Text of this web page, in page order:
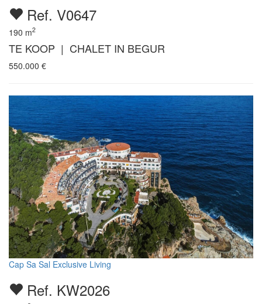
Ref. V0647
190 m2
TE KOOP | CHALET IN BEGUR
550.000 €
Cap Sa Sal Exclusive Living
Ref. KW2026